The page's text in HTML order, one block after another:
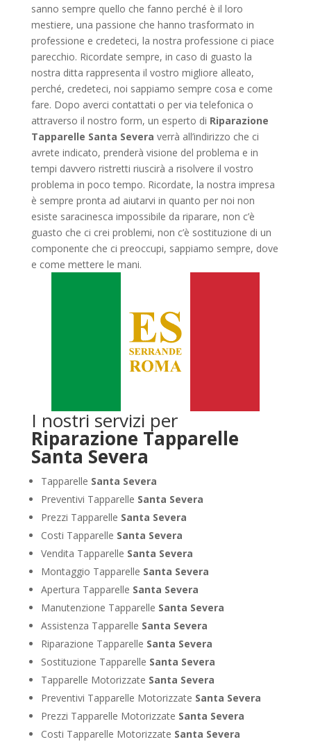
sanno sempre quello che fanno perché è il loro
mestiere, una passione che hanno trasformato in
professione e credeteci, la nostra professione ci piace
parecchio. Ricordate sempre, in caso di guasto la
nostra ditta rappresenta il vostro migliore alleato,
perché, credeteci, noi sappiamo sempre cosa e come
fare. Dopo averci contattati o per via telefonica o
attraverso il nostro form, un esperto di Riparazione
Tapparelle Santa Severa verrà all’indirizzo che ci
avrete indicato, prenderà visione del problema e in
tempi davvero ristretti riuscirà a risolvere il vostro
problema in poco tempo. Ricordate, la nostra impresa
è sempre pronta ad aiutarvi in quanto per noi non
esiste saracinesca impossibile da riparare, non c’è
guasto che ci crei problemi, non c’è sostituzione di un
componente che ci preoccupi, sappiamo sempre, dove
e come mettere le mani.
I nostri servizi per
Riparazione Tapparelle
Santa Severa
Tapparelle Santa Severa
Preventivi Tapparelle Santa Severa
Prezzi Tapparelle Santa Severa
Costi Tapparelle Santa Severa
Vendita Tapparelle Santa Severa
Montaggio Tapparelle Santa Severa
Apertura Tapparelle Santa Severa
Manutenzione Tapparelle Santa Severa
Assistenza Tapparelle Santa Severa
Riparazione Tapparelle Santa Severa
Sostituzione Tapparelle Santa Severa
Tapparelle Motorizzate Santa Severa
Preventivi Tapparelle Motorizzate Santa Severa
Prezzi Tapparelle Motorizzate Santa Severa
Costi Tapparelle Motorizzate Santa Severa